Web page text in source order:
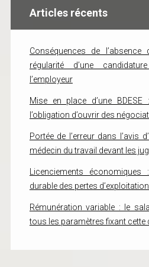
Articles récents
Conséquences de
régularité d’une
l’employeur
Mise en place d’une BDESE
l’obligation d’ouvrir des
Portée de l’erreur dans l’avis
médecin du travail devant les
Licenciements
durable des pertes d’exploitation
Rémunération variable : le
tous les paramètres fixant cette